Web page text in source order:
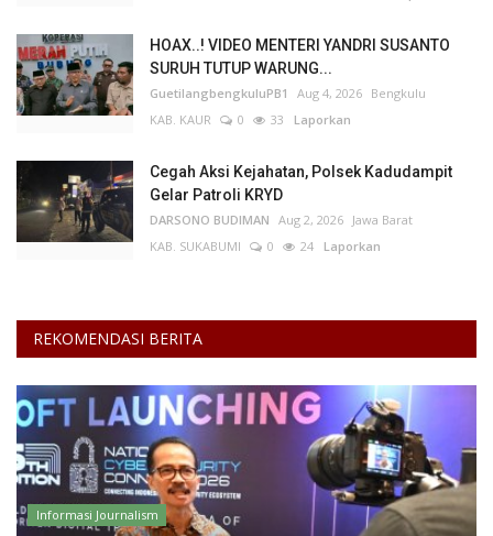
HOAX..! VIDEO MENTERI YANDRI SUSANTO
SURUH TUTUP WARUNG...
GuetilangbengkuluPB1 Aug 4, 2026 Bengkulu
KAB. KAUR
0 33 Laporkan
Cegah Aksi Kejahatan, Polsek Kadudampit
Gelar Patroli KRYD
DARSONO BUDIMAN Aug 2, 2026 Jawa Barat
KAB. SUKABUMI
0 24 Laporkan
REKOMENDASI BERITA
Informasi Journalism